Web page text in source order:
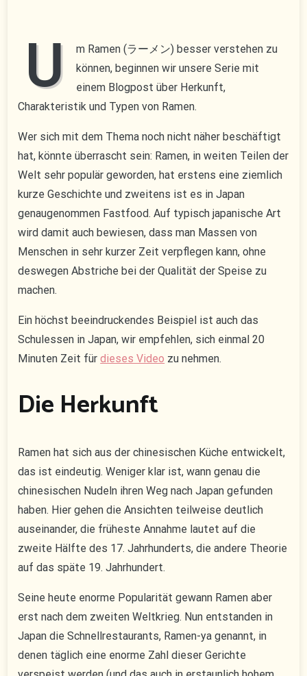
U
m Ramen (ラーメン) besser verstehen zu
können, beginnen wir unsere Serie mit
einem Blogpost über Herkunft,
Charakteristik und Typen von Ramen.
Wer sich mit dem Thema noch nicht näher beschäftigt
hat, könnte überrascht sein: Ramen, in weiten Teilen der
Welt sehr populär geworden, hat erstens eine ziemlich
kurze Geschichte und zweitens ist es in Japan
genaugenommen Fastfood. Auf typisch japanische Art
wird damit auch bewiesen, dass man Massen von
Menschen in sehr kurzer Zeit verpflegen kann, ohne
deswegen Abstriche bei der Qualität der Speise zu
machen.
Ein höchst beeindruckendes Beispiel ist auch das
Schulessen in Japan, wir empfehlen, sich einmal 20
Minuten Zeit fürdieses Video zu nehmen.
Die Herkunft
Ramen hat sich aus der chinesischen Küche entwickelt,
das ist eindeutig. Weniger klar ist, wann genau die
chinesischen Nudeln ihren Weg nach Japan gefunden
haben. Hier gehen die Ansichten teilweise deutlich
auseinander, die früheste Annahme lautet auf die
zweite Hälfte des 17. Jahrhunderts, die andere Theorie
auf das späte 19. Jahrhundert.
Seine heute enorme Popularität gewann Ramen aber
erst nach dem zweiten Weltkrieg. Nun entstanden in
Japan die Schnellrestaurants, Ramen-ya genannt, in
denen täglich eine enorme Zahl dieser Gerichte